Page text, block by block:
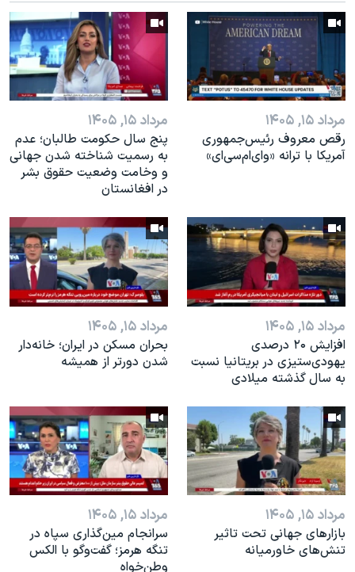
نرگس محمدی برنده جایزه نوبل صلح
همایش محافظه‌کاران آمریکا «سی‌پک»
صفحه‌های ویژه
سفر پرزیدنت ترامپ به چینمرداد ۱۵, ۱۴۰۵
رقص معروف رئیس‌جمهوری
آمریکا با ترانه «وای‌ام‌سی‌ای»
مرداد ۱۵, ۱۴۰۵
پنج سال حکومت طالبان؛ عدم
به رسمیت شناخته شدن جهانی
و وخامت وضعیت حقوق بشر
در افغانستان
مرداد ۱۵, ۱۴۰۵
افزایش ۲۰ درصدی
یهودی‌ستیزی در بریتانیا نسبت
به سال گذشته میلادی
مرداد ۱۵, ۱۴۰۵
بحران مسکن در ایران؛ خانه‌دار
شدن دورتر از همیشه
مرداد ۱۵, ۱۴۰۵
بازارهای جهانی تحت تاثیر
تنش‌های خاورمیانه
مرداد ۱۵, ۱۴۰۵
سرانجام مین‌گذاری‌ سپاه در
تنگه هرمز؛ گفت‌وگو با الکس
وطن‌خواه